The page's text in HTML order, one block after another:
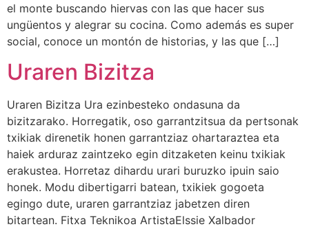
el monte buscando hiervas con las que hacer sus
ungüentos y alegrar su cocina. Como además es super
social, conoce un montón de historias, y las que […]
Uraren Bizitza
Uraren Bizitza Ura ezinbesteko ondasuna da
bizitzarako. Horregatik, oso garrantzitsua da pertsonak
txikiak direnetik honen garrantziaz ohartaraztea eta
haiek arduraz zaintzeko egin ditzaketen keinu txikiak
erakustea. Horretaz dihardu urari buruzko ipuin saio
honek. Modu dibertigarri batean, txikiek gogoeta
egingo dute, uraren garrantziaz jabetzen diren
bitartean. Fitxa Teknikoa ArtistaElssie Xalbador